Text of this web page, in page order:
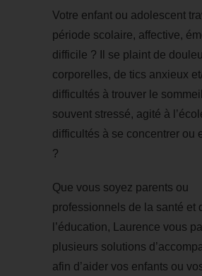
Votre enfant ou adolescent
période scolaire, affective,
difficile ? Il se plaint de
corporelles, de tics anxieux
difficultés à trouver le
souvent stressé, agité à
difficultés à se concentrer ou
?
Que vous soyez parents ou
professionnels de la santé et
l’éducation, Laurence vous
plusieurs solutions
afin d’aider vos enfants ou